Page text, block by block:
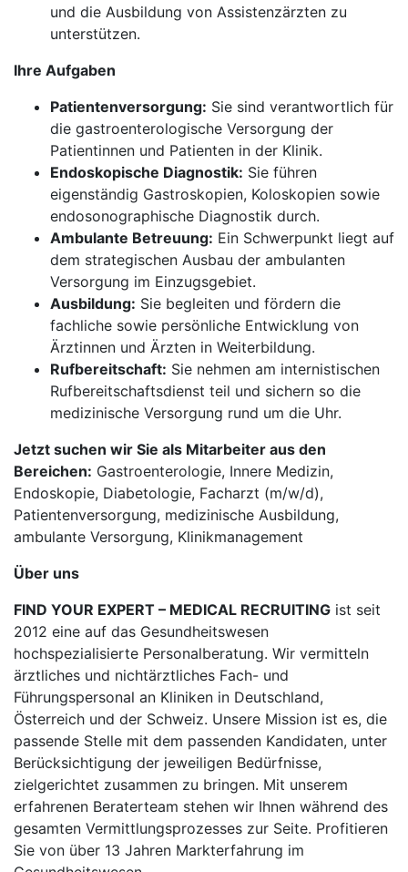
und die Ausbildung von Assistenzärzten zu
unterstützen.
Ihre Aufgaben
Patientenversorgung: Sie sind verantwortlich für
die gastroenterologische Versorgung der
Patientinnen und Patienten in der Klinik.
Endoskopische Diagnostik: Sie führen
eigenständig Gastroskopien, Koloskopien sowie
endosonographische Diagnostik durch.
Ambulante Betreuung: Ein Schwerpunkt liegt auf
dem strategischen Ausbau der ambulanten
Versorgung im Einzugsgebiet.
Ausbildung: Sie begleiten und fördern die
fachliche sowie persönliche Entwicklung von
Ärztinnen und Ärzten in Weiterbildung.
Rufbereitschaft: Sie nehmen am internistischen
Rufbereitschaftsdienst teil und sichern so die
medizinische Versorgung rund um die Uhr.
Jetzt suchen wir Sie als Mitarbeiter aus den
Bereichen: Gastroenterologie, Innere Medizin,
Endoskopie, Diabetologie, Facharzt (m/w/d),
Patientenversorgung, medizinische Ausbildung,
ambulante Versorgung, Klinikmanagement
Über uns
FIND YOUR EXPERT – MEDICAL RECRUITING ist seit
2012 eine auf das Gesundheitswesen
hochspezialisierte Personalberatung. Wir vermitteln
ärztliches und nichtärztliches Fach- und
Führungspersonal an Kliniken in Deutschland,
Österreich und der Schweiz. Unsere Mission ist es, die
passende Stelle mit dem passenden Kandidaten, unter
Berücksichtigung der jeweiligen Bedürfnisse,
zielgerichtet zusammen zu bringen. Mit unserem
erfahrenen Beraterteam stehen wir Ihnen während des
gesamten Vermittlungsprozesses zur Seite. Profitieren
Sie von über 13 Jahren Markterfahrung im